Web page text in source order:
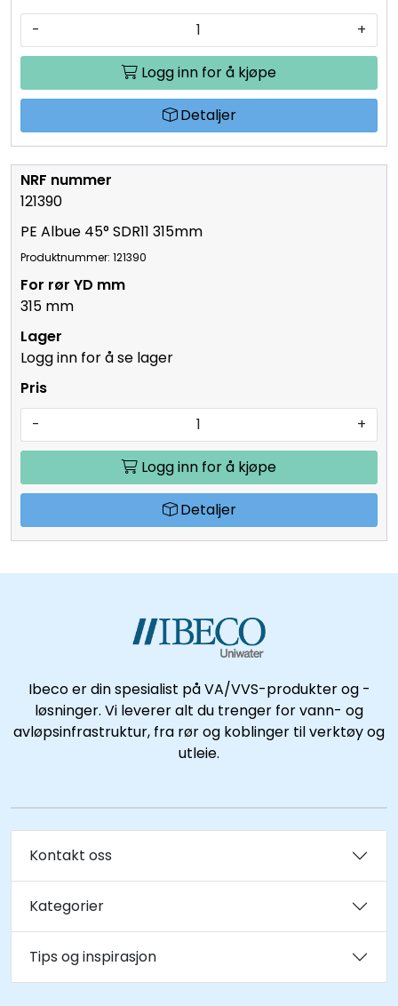
- +
Logg inn for å kjøpe
Detaljer
121390
PE Albue 45° SDR11 315mm
Produktnummer: 121390
315 mm
Logg inn for å se lager
- +
Logg inn for å kjøpe
Detaljer
Ibeco er din spesialist på VA/VVS-produkter og -
løsninger. Vi leverer alt du trenger for vann- og
avløpsinfrastruktur, fra rør og koblinger til verktøy og
Kontakt oss
Kategorier
Tips og inspirasjon